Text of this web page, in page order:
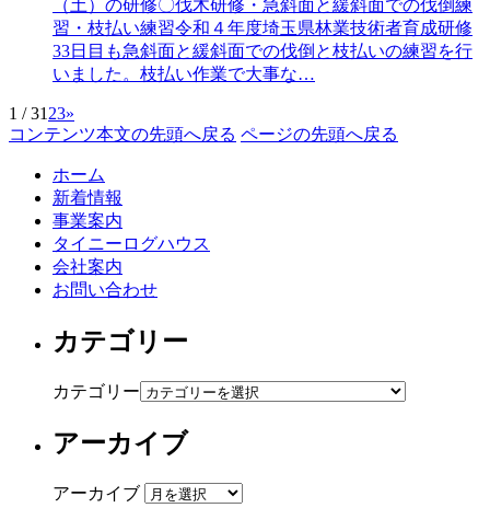
（土）の研修〇伐木研修・急斜面と緩斜面での伐倒練
習・枝払い練習令和４年度埼玉県林業技術者育成研修
33日目も急斜面と緩斜面での伐倒と枝払いの練習を行
いました。枝払い作業で大事な…
1 / 31 23»
コンテンツ本文の先頭へ戻る ページの先頭へ戻る
ホーム
新着情報
事業案内
タイニーログハウス
会社案内
お問い合わせ
カテゴリー
カテゴリー
アーカイブ
アーカイブ